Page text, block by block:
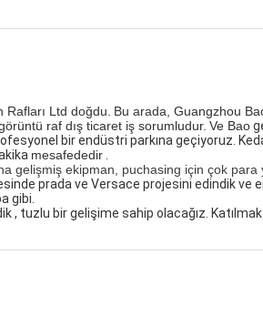
Ltd doğdu. Bu arada, Guangzhou
raf dış ticaret iş sorumludur. Ve Bao
bir endüstri parkına geçiyoruz.
mesafededir
gelişmiş ekipman, puchasing için çok para
prada ve Versace projesini edindikve
gibi.
, tuzlu bir gelişime sahip olacağız.